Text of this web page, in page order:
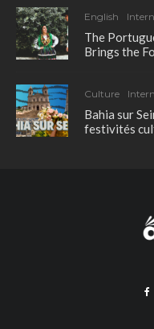
English
The
Brings the
Culture
Bahia sur
festivités